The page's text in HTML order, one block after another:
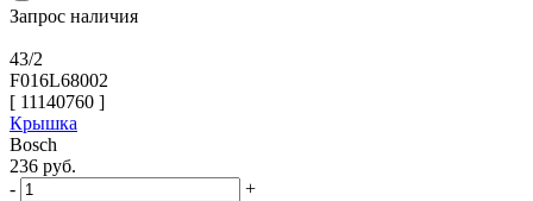
Запрос наличия
43/2
F016L68002
[ 11140760 ]
Крышка
Bosch
236 руб.
-
+